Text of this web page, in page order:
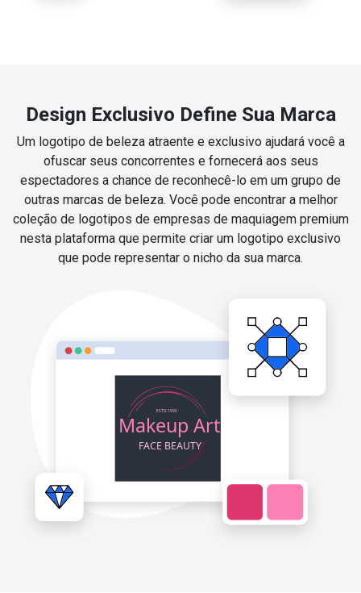
Design Exclusivo Define Sua Marca
Um logotipo de beleza atraente e exclusivo ajudará você a
ofuscar seus concorrentes e fornecerá aos seus
espectadores a chance de reconhecê-lo em um grupo de
outras marcas de beleza. Você pode encontrar a melhor
coleção de logotipos de empresas de maquiagem premium
nesta plataforma que permite criar um logotipo exclusivo
que pode representar o nicho da sua marca.